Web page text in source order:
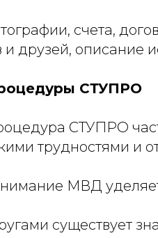
счета,
и друзей, описание
СТУПРО
СТУПРО
трудностями и
МВД
существует